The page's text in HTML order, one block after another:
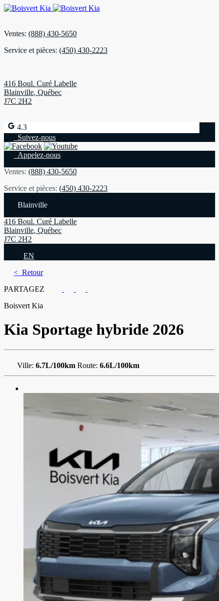
Ventes: (888) 430-5650
Service et pièces: (450) 430-2223
416 Boul. Curé Labelle
Blainville, Québec
J7C 2H2
4.3
Suivez-nous
Appelez-nous
Ventes: (888) 430-5650
Service et pièces: (450) 430-2223
Blainville
416 Boul. Curé Labelle
Blainville, Québec
J7C 2H2
EN
< Retour
PARTAGEZ
Boisvert Kia
Kia Sportage hybride 2026
Ville: 6.7L/100km Route: 6.6L/100km